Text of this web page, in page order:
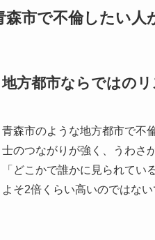
森市で不倫したい人
地方都市ならではの
青森市のような地方都市で不
士のつながりが強く、うわさ
「どこかで誰かに見られて
よそ2倍くらい高いのではな